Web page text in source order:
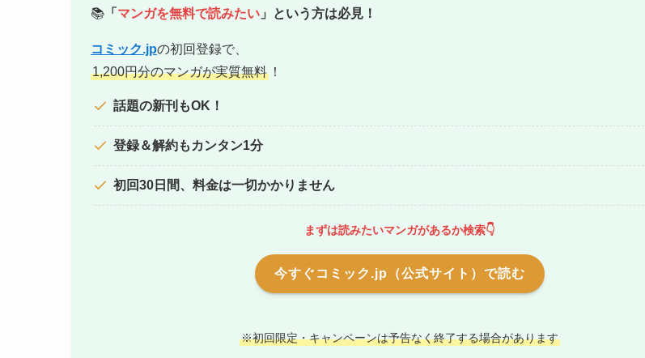
📚 「 マンガを無料で読みたい 」という方は必見！
コミック.jpの初回登録で、
1,200円分のマンガが実質無料 ！
話題の新刊もOK！
登録＆解約もカンタン1分
初回30日間、料金は一切かかりません
まずは読みたいマンガがあるか検索👇
今すぐコミック.jp（公式サイト）で読む
※初回限定・キャンペーンは予告なく終了する場合があります